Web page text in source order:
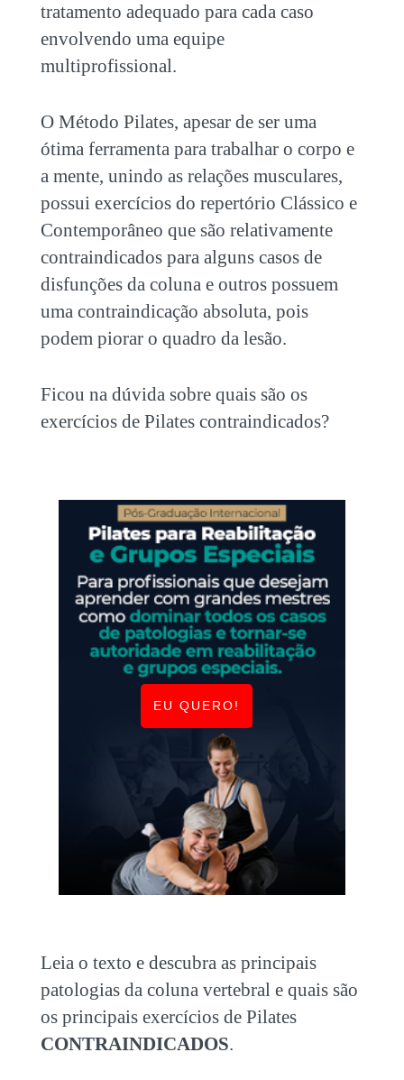
tratamento adequado para cada caso
envolvendo uma equipe
multiprofissional.
O Método Pilates, apesar de ser uma
ótima ferramenta para trabalhar o corpo e
a mente, unindo as relações musculares,
possui exercícios do repertório Clássico e
Contemporâneo que são relativamente
contraindicados para alguns casos de
disfunções da coluna e outros possuem
uma contraindicação absoluta, pois
podem piorar o quadro da lesão.
Ficou na dúvida sobre quais são os
exercícios de Pilates contraindicados?
EU QUERO!
Leia o texto e descubra as principais
patologias da coluna vertebral e quais são
os principais exercícios de Pilates
CONTRAINDICADOS.